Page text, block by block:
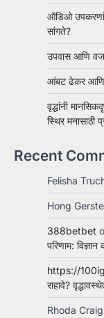
ऑडिओ
सांगते?
उपवास आणि
आंबट ढेकर आणि
वृद्धांनी
स्थिर मनासाठी
Recent
Felisha
Hong
388betbet
परिणाम:
https://
राहावे?
Rhoda Craig